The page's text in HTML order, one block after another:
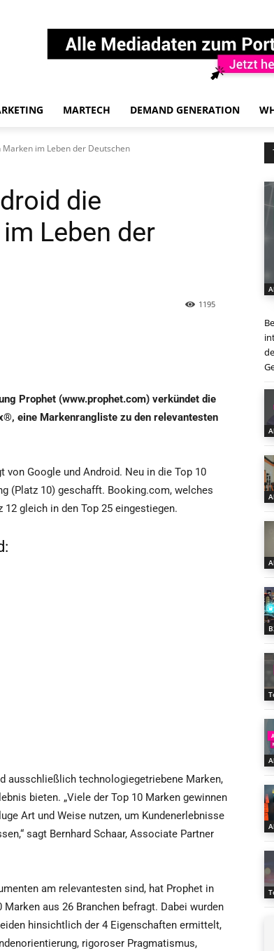
MARTECH DEMAND GENERATION
im Leben der Deutschen
die
Leben der
1195
Prophet (www.prophet.com) verkündet die
eine Markenrangliste zu den relevantesten
Google und Android. Neu in die Top 10
(Platz 10) geschafft. Booking.com, welches
gleich in den Top 25 eingestiegen.
ausschließlich technologiegetriebene Marken,
bieten. „Viele der Top 10 Marken gewinnen
Art und Weise nutzen, um Kundenerlebnisse
sagt Bernhard Schaar, Associate Partner
am relevantesten sind, hat Prophet in
aus 26 Branchen befragt. Dabei wurden
hinsichtlich der 4 Eigenschaften ermittelt,
rigoroser Pragmatismus,